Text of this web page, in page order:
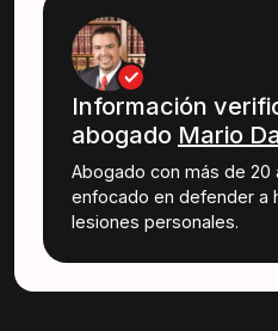
Información
abogado Mario
Abogado con más de 20
enfocado en defender a
lesiones personales.